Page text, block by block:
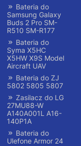
Bateria do
Samsung Galaxy
Buds 2 Pro SM-
R510 SM-R177
Bateria do
Syma X5HC
X5HW X9S Model
Aircraft UAV
Bateria do ZJ
5802 5805 5807
Zasilacz do LG
27MU88-W
A140A001L A16-
140P1A
Bateria do
Ulefone Armor 24